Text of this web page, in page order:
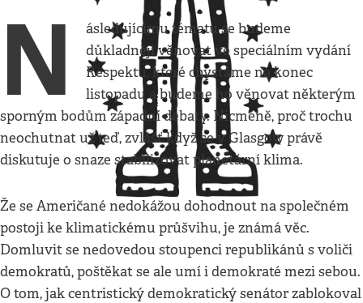
N
ásledujícímu tématu se budeme
důkladněji věnovat ve speciálním vydání
Respektu, které chystáme na konec
listopadu a budeme ho věnovat některým
sporným bodům západní debaty. Nicméně, proč trochu
neochutnat už teď, zvlášť když se v Glasgow právě
diskutuje o snaze stabilizovat planetární klima.
Že se Američané nedokážou dohodnout na společném
postoji ke klimatickému průšvihu, je známá věc.
Domluvit se nedovedou stoupenci republikánů s voliči
demokratů, poštěkat se ale umí i demokraté mezi sebou.
O tom, jak centristický demokratický senátor zablokoval